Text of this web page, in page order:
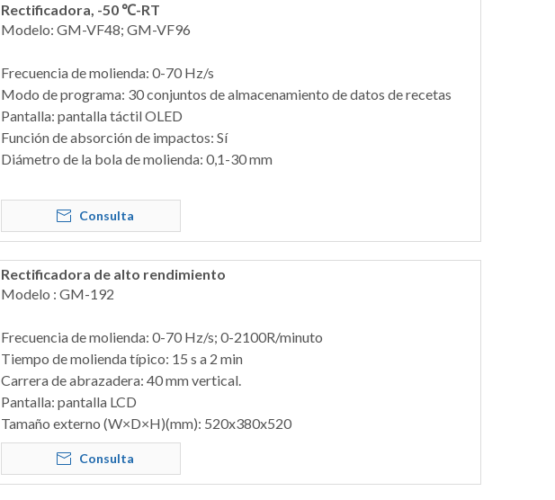
Rectificadora, -50 ℃-RT
Modelo: GM-VF48; GM-VF96
Frecuencia de molienda: 0-70 Hz/s
Modo de programa: 30 conjuntos de almacenamiento de datos de recetas
Pantalla: pantalla táctil OLED
Función de absorción de impactos: Sí
Diámetro de la bola de molienda: 0,1-30 mm
Consulta
Rectificadora de alto rendimiento
Modelo : GM-192
Frecuencia de molienda: 0-70 Hz/s; 0-2100R/minuto
Tiempo de molienda típico: 15 s a 2 min
Carrera de abrazadera: 40 mm vertical.
Pantalla: pantalla LCD
Tamaño externo (W×D×H)(mm): 520x380x520
Consulta